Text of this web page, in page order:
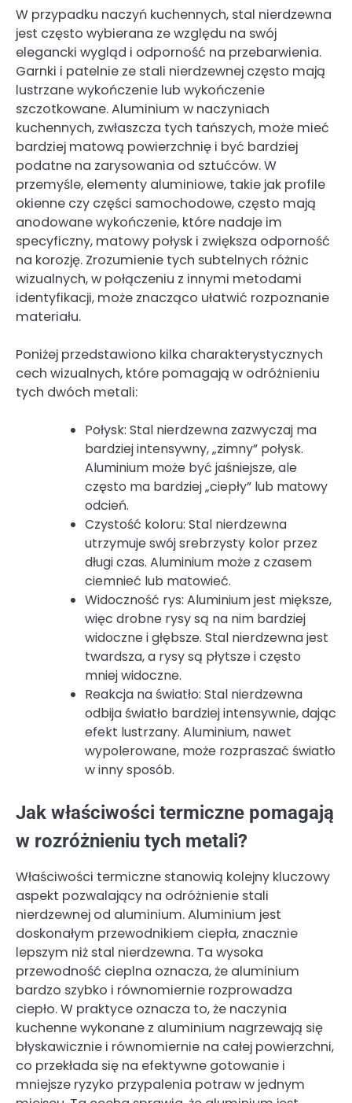
W przypadku naczyń kuchennych, stal nierdzewna
jest często wybierana ze względu na swój
elegancki wygląd i odporność na przebarwienia.
Garnki i patelnie ze stali nierdzewnej często mają
lustrzane wykończenie lub wykończenie
szczotkowane. Aluminium w naczyniach
kuchennych, zwłaszcza tych tańszych, może mieć
bardziej matową powierzchnię i być bardziej
podatne na zarysowania od sztućców. W
przemyśle, elementy aluminiowe, takie jak profile
okienne czy części samochodowe, często mają
anodowane wykończenie, które nadaje im
specyficzny, matowy połysk i zwiększa odporność
na korozję. Zrozumienie tych subtelnych różnic
wizualnych, w połączeniu z innymi metodami
identyfikacji, może znacząco ułatwić rozpoznanie
materiału.
Poniżej przedstawiono kilka charakterystycznych
cech wizualnych, które pomagają w odróżnieniu
tych dwóch metali:
Połysk: Stal nierdzewna zazwyczaj ma
bardziej intensywny, „zimny” połysk.
Aluminium może być jaśniejsze, ale
często ma bardziej „ciepły” lub matowy
odcień.
Czystość koloru: Stal nierdzewna
utrzymuje swój srebrzysty kolor przez
długi czas. Aluminium może z czasem
ciemnieć lub matowieć.
Widoczność rys: Aluminium jest miększe,
więc drobne rysy są na nim bardziej
widoczne i głębsze. Stal nierdzewna jest
twardsza, a rysy są płytsze i często
mniej widoczne.
Reakcja na światło: Stal nierdzewna
odbija światło bardziej intensywnie, dając
efekt lustrzany. Aluminium, nawet
wypolerowane, może rozpraszać światło
w inny sposób.
Jak właściwości termiczne pomagają
w rozróżnieniu tych metali?
Właściwości termiczne stanowią kolejny kluczowy
aspekt pozwalający na odróżnienie stali
nierdzewnej od aluminium. Aluminium jest
doskonałym przewodnikiem ciepła, znacznie
lepszym niż stal nierdzewna. Ta wysoka
przewodność cieplna oznacza, że aluminium
bardzo szybko i równomiernie rozprowadza
ciepło. W praktyce oznacza to, że naczynia
kuchenne wykonane z aluminium nagrzewają się
błyskawicznie i równomiernie na całej powierzchni,
co przekłada się na efektywne gotowanie i
mniejsze ryzyko przypalenia potraw w jednym